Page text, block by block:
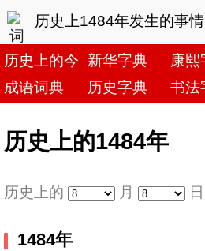
历史上1484年发生的事情
历史上的今天新华字典 康熙
成语词典
历史字典 书法
历史上的1484年
历史上的 月 日
1484年